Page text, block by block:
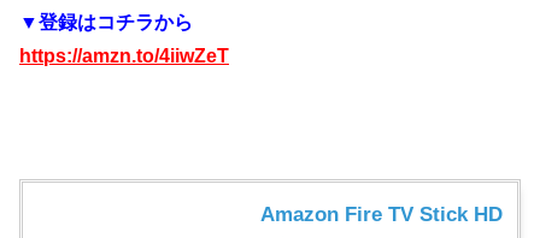
▼登録はコチラから
https://amzn.to/4iiwZeT
Amazon Fire TV Stick HD